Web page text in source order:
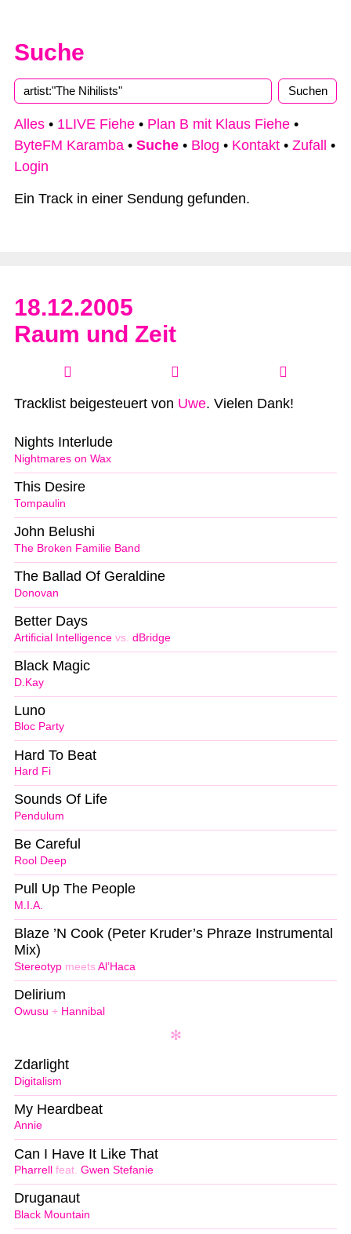
Suche
Alles • 1LIVE Fiehe • Plan B mit Klaus Fiehe •
ByteFM Karamba • Suche • Blog • Kontakt • Zufall
•
Login
Ein Track in einer Sendung gefunden.
18.12.2005
Raum und Zeit
Tracklist beigesteuert von Uwe. Vielen Dank!
Nightmares on Wax
Nights Interlude
Tompaulin
This Desire
The Broken Familie Band
John Belushi
Donovan
The Ballad Of Geraldine
Artificial Intelligence vs. dBridge
Better Days
D.Kay
Black Magic
Bloc Party
Luno
Hard Fi
Hard To Beat
Pendulum
Sounds Of Life
Rool Deep
Be Careful
M.I.A.
Pull Up The People
Stereotyp meets Al’Haca
Blaze ’N Cook (Peter Kruder’s Phraze Instrumental
Mix)
Owusu + Hannibal
Delirium
Digitalism
Zdarlight
Annie
My Heardbeat
Pharrell feat. Gwen Stefanie
Can I Have It Like That
Black Mountain
Druganaut